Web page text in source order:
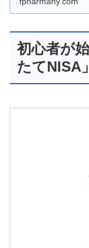
初心者が
たてNISA